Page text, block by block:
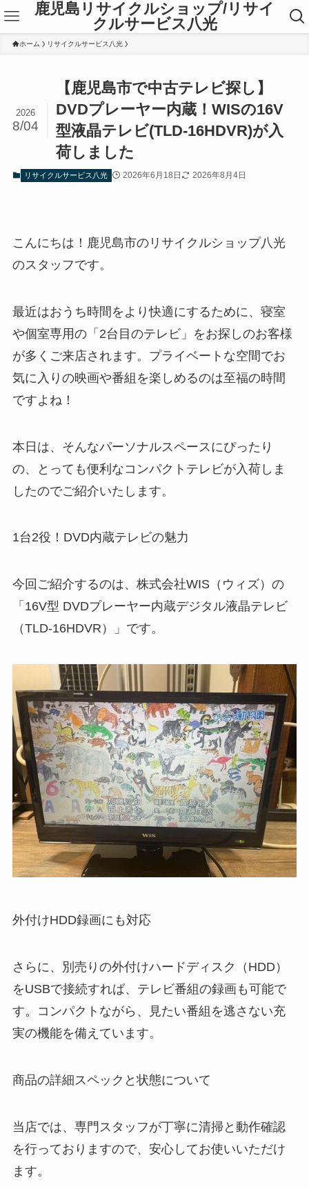
鹿児島リサイクルショップ/リサイ
クルサービス八光
ホーム リサイクルサービス八光
【鹿児島市で中古テレビ探し】
DVDプレーヤー内蔵！WISの16V
型液晶テレビ(TLD-16HDVR)が入
荷しました
2026
8/04
リサイクルサービス八光 2026年6月18日 2026年8月4日
こんにちは！鹿児島市のリサイクルショップ八光
のスタッフです。
最近はおうち時間をより快適にするために、寝室
や個室専用の「2台目のテレビ」をお探しのお客様
が多くご来店されます。プライベートな空間でお
気に入りの映画や番組を楽しめるのは至福の時間
ですよね！
本日は、そんなパーソナルスペースにぴったり
の、とっても便利なコンパクトテレビが入荷しま
したのでご紹介いたします。
1台2役！DVD内蔵テレビの魅力
今回ご紹介するのは、株式会社WIS（ウィズ）の
「16V型 DVDプレーヤー内蔵デジタル液晶テレビ
（TLD-16HDVR）」です。
外付けHDD録画にも対応
さらに、別売りの外付けハードディスク（HDD）
をUSBで接続すれば、テレビ番組の録画も可能で
す。コンパクトながら、見たい番組を逃さない充
実の機能を備えています。
商品の詳細スペックと状態について
当店では、専門スタッフが丁寧に清掃と動作確認
を行っておりますので、安心してお使いいただけ
ます。